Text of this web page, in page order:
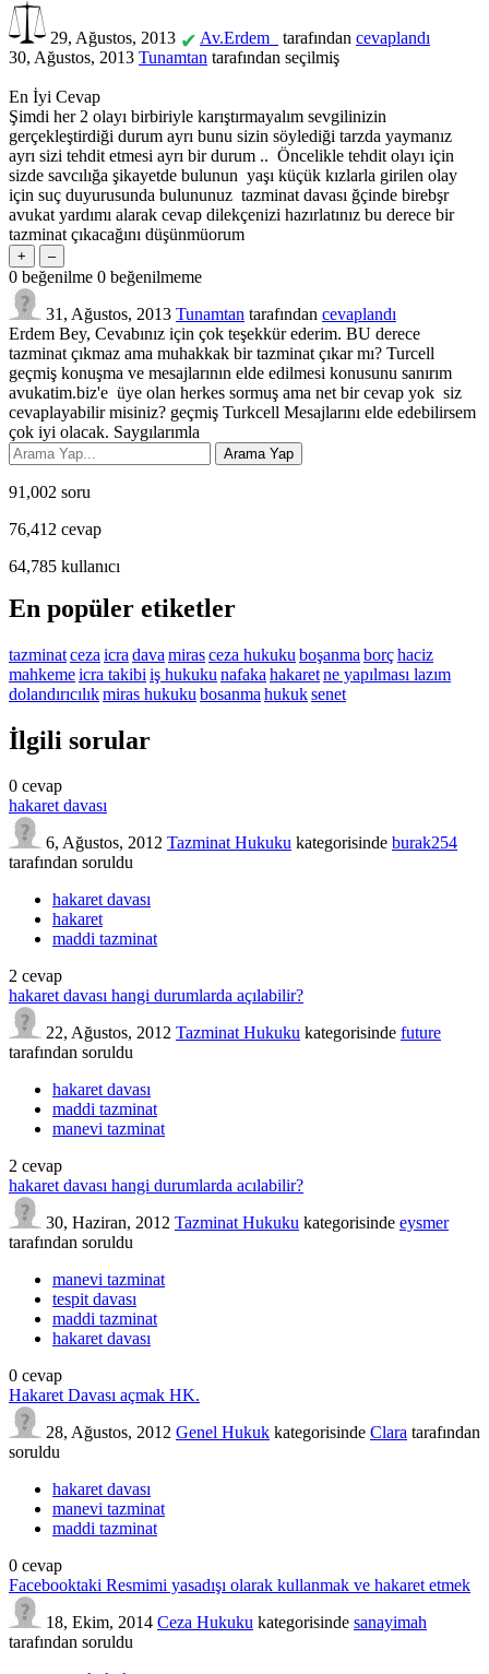
29, Ağustos, 2013 ✔ Av.Erdem_ tarafından cevaplandı
30, Ağustos, 2013 Tunamtan tarafından seçilmiş
En İyi Cevap
Şimdi her 2 olayı birbiriyle karıştırmayalım sevgilinizin
gerçekleştirdiği durum ayrı bunu sizin söylediği tarzda yaymanız
ayrı sizi tehdit etmesi ayrı bir durum .. Öncelikle tehdit olayı için
sizde savcılığa şikayetde bulunun yaşı küçük kızlarla girilen olay
için suç duyurusunda bulununuz tazminat davası ğçinde birebşr
avukat yardımı alarak cevap dilekçenizi hazırlatınız bu derece bir
tazminat çıkacağını düşünmüorum
0 beğenilme 0 beğenilmeme
31, Ağustos, 2013 Tunamtan tarafından cevaplandı
Erdem Bey, Cevabınız için çok teşekkür ederim. BU derece
tazminat çıkmaz ama muhakkak bir tazminat çıkar mı? Turcell
geçmiş konuşma ve mesajlarının elde edilmesi konusunu sanırım
avukatim.biz'e üye olan herkes sormuş ama net bir cevap yok siz
cevaplayabilir misiniz? geçmiş Turkcell Mesajlarını elde edebilirsem
çok iyi olacak. Saygılarımla
91,002 soru
76,412 cevap
64,785 kullanıcı
En popüler etiketler
tazminatceza icra dava mirasceza hukuku boşanma borçhaciz
mahkemeicra takibi iş hukuku nafaka hakaretne yapılması lazım
dolandırıcılıkmiras hukuku bosanma hukuksenet
İlgili sorular
0 cevap
hakaret davası
6, Ağustos, 2012 Tazminat Hukuku kategorisinde burak254
tarafından soruldu
hakaret davası
hakaret
maddi tazminat
2 cevap
hakaret davası hangi durumlarda açılabilir?
22, Ağustos, 2012 Tazminat Hukuku kategorisinde future
tarafından soruldu
hakaret davası
maddi tazminat
manevi tazminat
2 cevap
hakaret davası hangi durumlarda acılabilir?
30, Haziran, 2012 Tazminat Hukuku kategorisinde eysmer
tarafından soruldu
manevi tazminat
tespit davası
maddi tazminat
hakaret davası
0 cevap
Hakaret Davası açmak HK.
28, Ağustos, 2012 Genel Hukuk kategorisinde Clara tarafından
soruldu
hakaret davası
manevi tazminat
maddi tazminat
0 cevap
Facebooktaki Resmimi yasadışı olarak kullanmak ve hakaret etmek
18, Ekim, 2014 Ceza Hukuku kategorisinde sanayimah
tarafından soruldu